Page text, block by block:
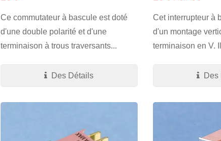
Ce commutateur à bascule est doté
d'une double polarité et d'une
terminaison à trous traversants...
Des Détails
Cet interrupteur à
d'un montage
terminaison en V.
Des